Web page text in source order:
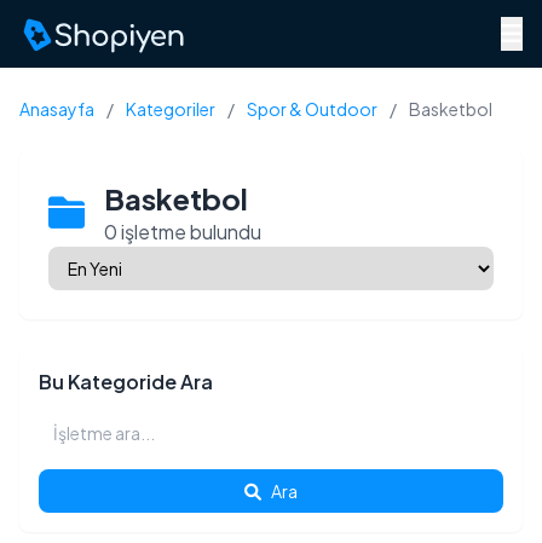
Anasayfa / Kategoriler / Spor & Outdoor / Basketbol
Basketbol
0 işletme bulundu
Bu Kategoride Ara
Ara